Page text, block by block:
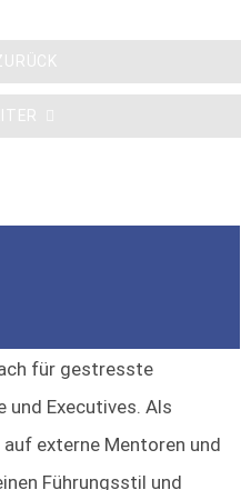
für gestresste
und Executives. Als
externe Mentoren und
Führungsstil und